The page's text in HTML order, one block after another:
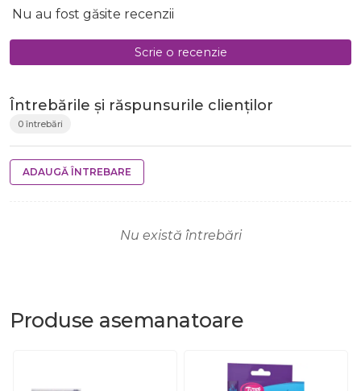
Nu au fost găsite recenzii
Scrie o recenzie
Întrebările și răspunsurile clienților
0 întrebări
ADAUGĂ ÎNTREBARE
Nu există întrebări
Produse asemanatoare